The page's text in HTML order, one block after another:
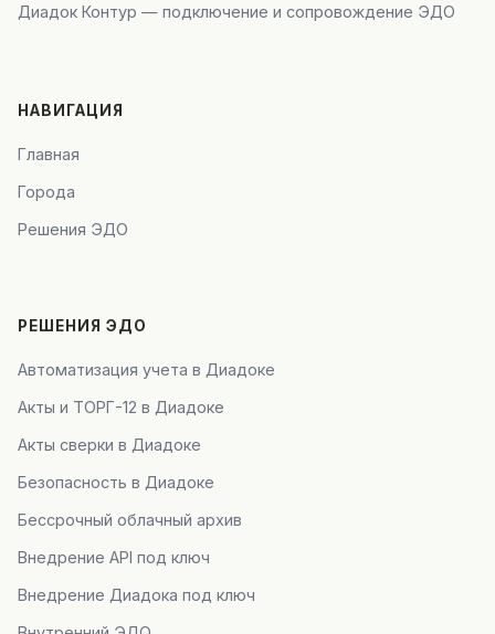
Диадок Контур — подключение и сопровождение ЭДО
НАВИГАЦИЯ
Главная
Города
Решения ЭДО
РЕШЕНИЯ ЭДО
Автоматизация учета в Диадоке
Акты и ТОРГ-12 в Диадоке
Акты сверки в Диадоке
Безопасность в Диадоке
Бессрочный облачный архив
Внедрение API под ключ
Внедрение Диадока под ключ